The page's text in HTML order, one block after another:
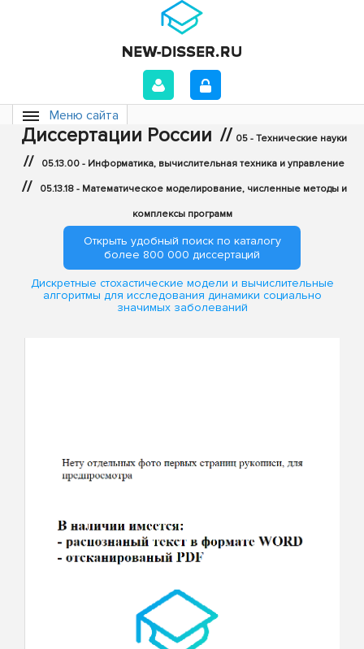
Меню сайта
Диссертации России // 05 - Технические науки
// 05.13.00 - Информатика, вычислительная техника и управление
// 05.13.18 - Математическое моделирование, численные методы и
комплексы программ
Открыть удобный поиск по каталогу
более 800 000 диссертаций
Дискретные стохастические модели и вычислительные
алгоритмы для исследования динамики социально
значимых заболеваний